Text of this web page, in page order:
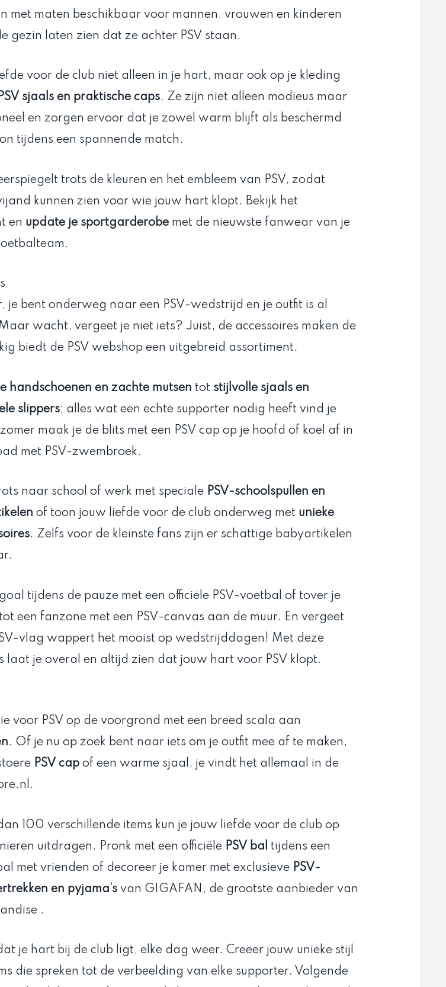
met maten beschikbaar voor mannen, vrouwen en kinderen
gezin laten zien dat ze achter PSV staan.
voor de club niet alleen in je hart, maar ook op je kleding
sjaals en praktische caps. Ze zijn niet alleen modieus maar
en zorgen ervoor dat je zowel warm blijft als beschermd
tijdens een spannende match.
trots de kleuren en het embleem van PSV, zodat
kunnen zien voor wie jouw hart klopt. Bekijk het
en update je sportgarderobe met de nieuwste fanwear van je
je bent onderweg naar een PSV-wedstrijd en je outfit is al
wacht, vergeet je niet iets? Juist, de accessoires maken de
biedt de PSV webshop een uitgebreid assortiment.
handschoenen en zachte mutsen tot stijlvolle sjaals en
slippers; alles wat een echte supporter nodig heeft vind je
maak je de blits met een PSV cap op je hoofd of koel af in
met PSV-zwembroek.
naar school of werk met speciale PSV-schoolspullen en
of toon jouw liefde voor de club onderweg met unieke
. Zelfs voor de kleinste fans zijn er schattige babyartikelen
tijdens de pauze met een officiële PSV-voetbal of tover je
een fanzone met een PSV-canvas aan de muur. En vergeet
vlag wappert het mooist op wedstrijddagen! Met deze
laat je overal en altijd zien dat jouw hart voor PSV klopt.
voor PSV op de voorgrond met een breed scala aan
. Of je nu op zoek bent naar iets om je outfit mee af te maken,
PSV cap of een warme sjaal, je vindt het allemaal in de
100 verschillende items kun je jouw liefde voor de club op
uitdragen. Pronk met een officiële PSV bal tijdens een
met vrienden of decoreer je kamer met exclusieve PSV-
en pyjama’s van GIGAFAN, de grootste aanbieder van
.
je hart bij de club ligt, elke dag weer. Creëer jouw unieke stijl
die spreken tot de verbeelding van elke supporter. Volgende